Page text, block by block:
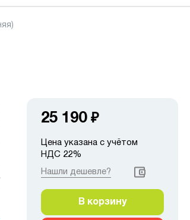
25 190 ₽
Цена указана с учётом
НДС 22%
Нашли дешевле?
В корзину